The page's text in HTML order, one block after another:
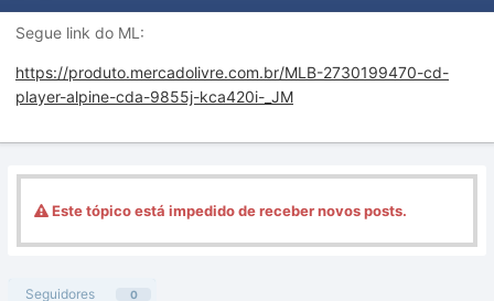
Segue link do ML:
https://produto.mercadolivre.com.br/MLB-2730199470-cd-
player-alpine-cda-9855j-kca420i-_JM
Este tópico está impedido de receber novos posts.
Seguidores 0